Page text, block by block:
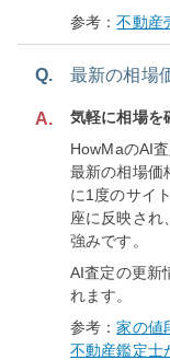
参考：不動産
Q. 最新の相場
A.
気軽に相場を
HowMaのAI
最新の相場価
に1度のサイ
座に反映され
強みです。
AI査定の更新
れます。
参考：家の値
不動産鑑定士